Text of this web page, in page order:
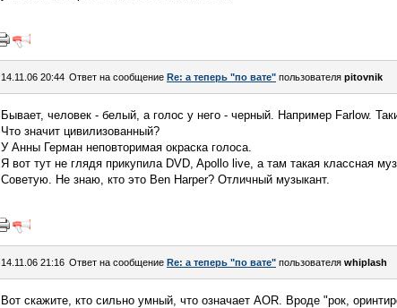
14.11.06 20:44 Ответ на сообщение Re: а теперь "по вате" пользователя pitovnik
Бывает, человек - белый, а голос у него - черный. Например Farlow.
Что значит цивилизованный?
У Анны Герман неповторимая окраска голоса.
Я вот тут не глядя прикупила DVD, Apollo live, а там такая классная
Советую. Не знаю, кто это Ben Harper? Отличный музыкант.
14.11.06 21:16 Ответ на сообщение Re: а теперь "по вате" пользователя whiplash
Вот скажите, кто сильно умный, что означает AOR. Вроде "рок,